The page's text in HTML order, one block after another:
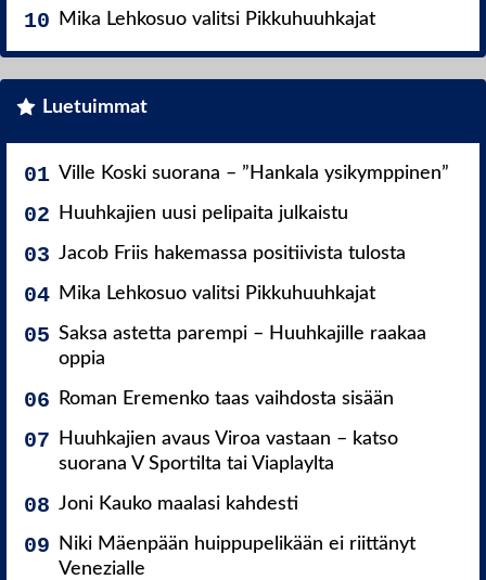
Mika Lehkosuo valitsi Pikkuhuuhkajat
Luetuimmat
Ville Koski suorana – ”Hankala ysikymppinen”
Huuhkajien uusi pelipaita julkaistu
Jacob Friis hakemassa positiivista tulosta
Mika Lehkosuo valitsi Pikkuhuuhkajat
Saksa astetta parempi – Huuhkajille raakaa
oppia
Roman Eremenko taas vaihdosta sisään
Huuhkajien avaus Viroa vastaan – katso
suorana V Sportilta tai Viaplaylta
Joni Kauko maalasi kahdesti
Niki Mäenpään huippupelikään ei riittänyt
Venezialle